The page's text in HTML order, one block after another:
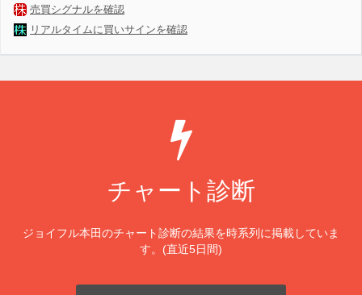
売買シグナルを確認
リアルタイムに買いサインを確認
チャート診断
ジョイフル本田のチャート診断の結果を時系列に掲載していま
す。(直近5日間)